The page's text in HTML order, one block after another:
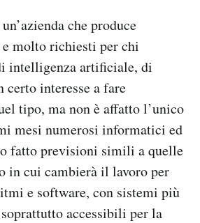
che produce
molto richiesti per chi
intelligenza artificiale, di
certo interesse a fare
tipo, ma non è affatto l’unico
mesi numerosi informatici ed
fatto previsioni simili a quelle
in cui cambierà il lavoro per
e software, con sistemi più
accessibili per la